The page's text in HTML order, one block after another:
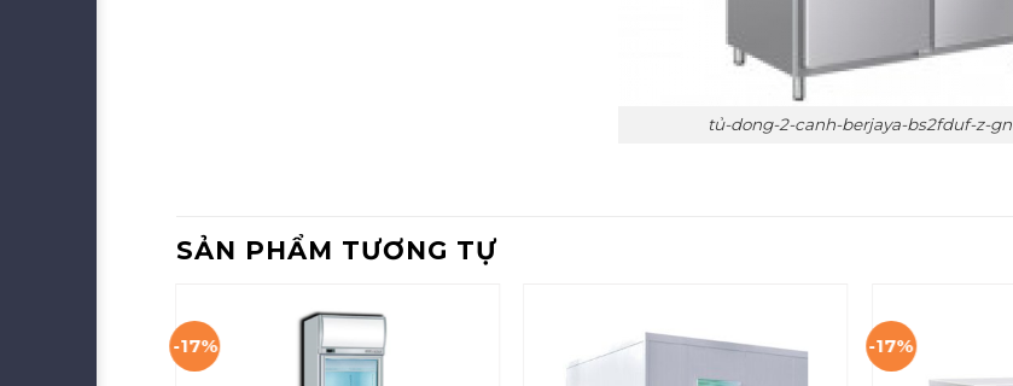
tủ-dong-2-canh-berjaya-bs2fduf-z-gn
SẢN PHẨM TƯƠNG TỰ
-17% -17%